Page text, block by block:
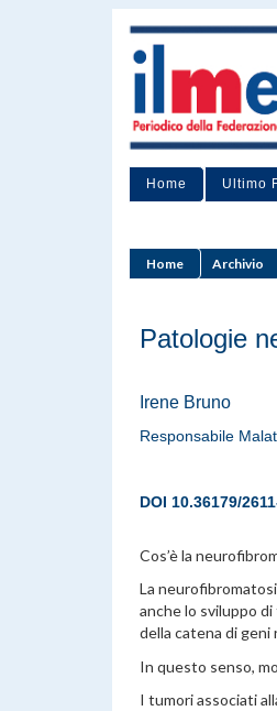
Home Ultimo
Home Archivio
Patologie
Irene Bruno
Responsabile
DOI 10.36179/
Cos’è la
La
anche lo sviluppo
della catena di geni
In questo senso,
I tumori associati